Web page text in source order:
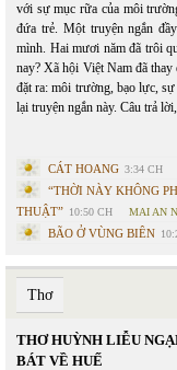
với sự mục rữa của môi
đứa trẻ. Một truyện ngắn
mình. Hai mươi năm đã trôi
nay? Xã hội Việt Nam đã
đặt ra: môi trường, bạo lực,
lại truyện ngắn này. Câu trả
CÁT HOANG 3:34 CH
“THỜI NÀY KHÔNG
THUẬT” 10:50 CH MAI AN
BÃO Ở VÙNG BIÊN
Thơ
THƠ HUỲNH LIỄU
BÁT VỀ HUẾ